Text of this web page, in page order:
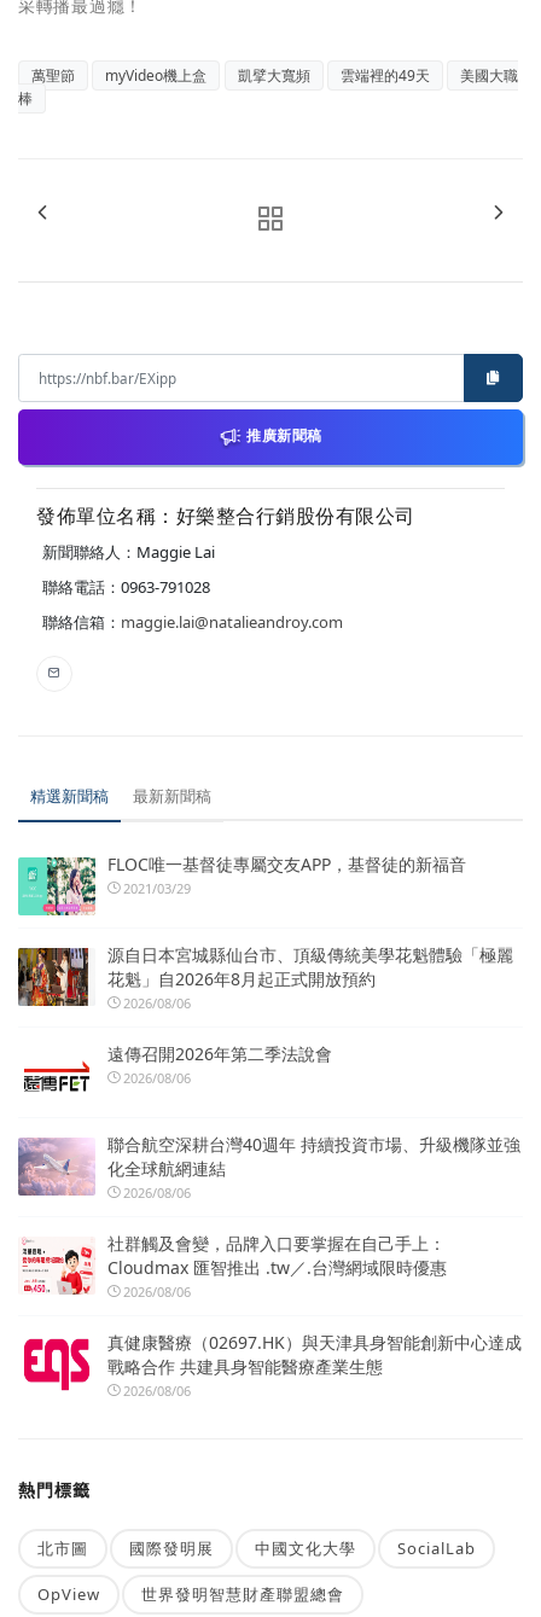
采轉播最過癮！
萬聖節 myVideo機上盒 凱擘大寬頻 雲端裡的49天
美國大職
棒
推廣新聞稿
發佈單位名稱：好樂整合行銷股份有限公司
新聞聯絡人：Maggie Lai
聯絡電話：0963-791028
聯絡信箱： maggie.lai@natalieandroy.com
精選新聞稿 最新新聞稿
FLOC唯一基督徒專屬交友APP，基督徒的新福音
2021/03/29
源自日本宮城縣仙台市、頂級傳統美學花魁體驗「極麗
花魁」自2026年8月起正式開放預約
2026/08/06
遠傳召開2026年第二季法說會
2026/08/06
聯合航空深耕台灣40週年 持續投資市場、升級機隊並強
化全球航網連結
2026/08/06
社群觸及會變，品牌入口要掌握在自己手上：
Cloudmax 匯智推出 .tw／.台灣網域限時優惠
2026/08/06
真健康醫療（02697.HK）與天津具身智能創新中心達成
戰略合作 共建具身智能醫療產業生態
2026/08/06
熱門標籤
北市圖 國際發明展 中國文化大學 SocialLab
OpView 世界發明智慧財產聯盟總會